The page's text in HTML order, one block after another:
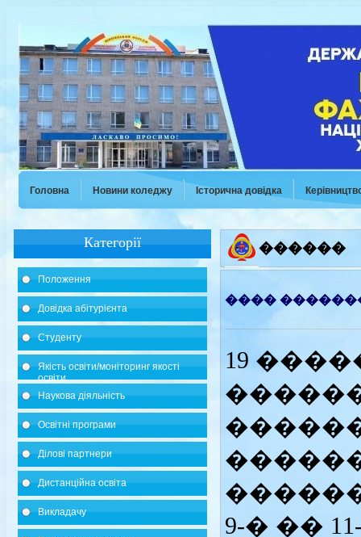
Головна Новини коледжу Історична довідка
Категорії
Положення
Довідка абітурієнта
Студенту
Якість освіти/моніторинг якості
освіти
Наукова діяльність
Освітні програми
Ділові партнери
Дистанційна освіта
Викладачу
������
����
19
9-� ��